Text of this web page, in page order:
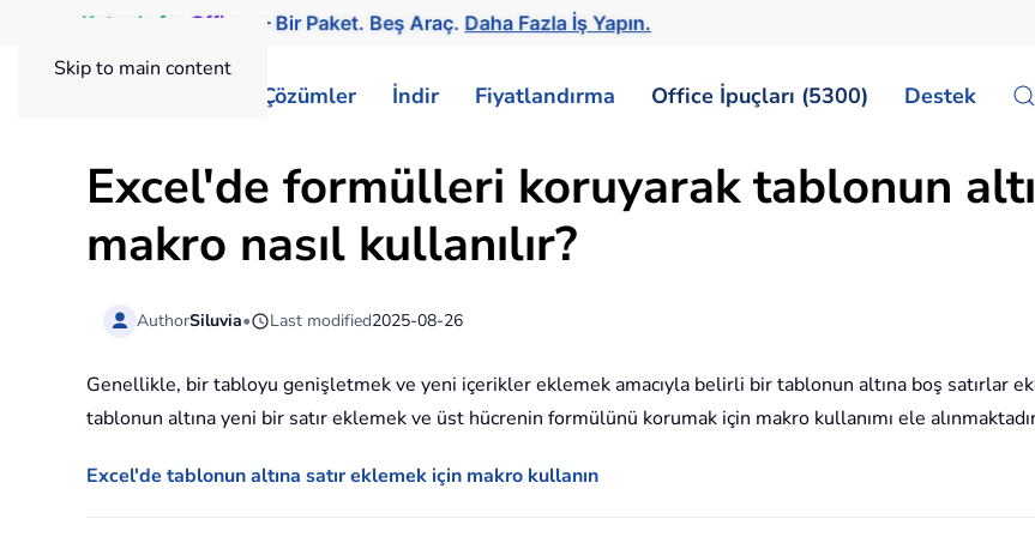
Skip to main content
Kutools for Office — Bir Paket. Beş Araç.Daha Fazla İş Yapın.
Çözümler İndir Fiyatlandırma Office İpuçları (5300) Destek
Excel'de formülleri koruyarak tablonun
makro nasıl kullanılır?
AuthorSiluvia• Last modified2025-08-26
Genellikle, bir tabloyu genişletmek ve yeni içerikler eklemek amacıyla belirli bir tablonun altına boş satırlar
tablonun altına yeni bir satır eklemek ve üst hücrenin formülünü korumak için makro kullanımı ele
Excel'de tablonun altına satır eklemek için makro kullanın